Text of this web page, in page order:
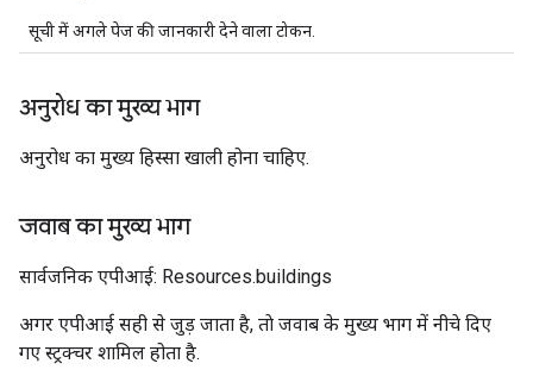
सूची में अगले पेज की जानकारी देने वाला टोकन.
अनुरोध का मुख्य भाग
अनुरोध का मुख्य हिस्सा खाली होना चाहिए.
जवाब का मुख्य भाग
सार्वजनिक एपीआई: Resources.buildings
अगर एपीआई सही से जुड़ जाता है, ताे जवाब के मुख्य भाग में नीचे दिए
गए स्ट्रक्चर शामिल होता है.